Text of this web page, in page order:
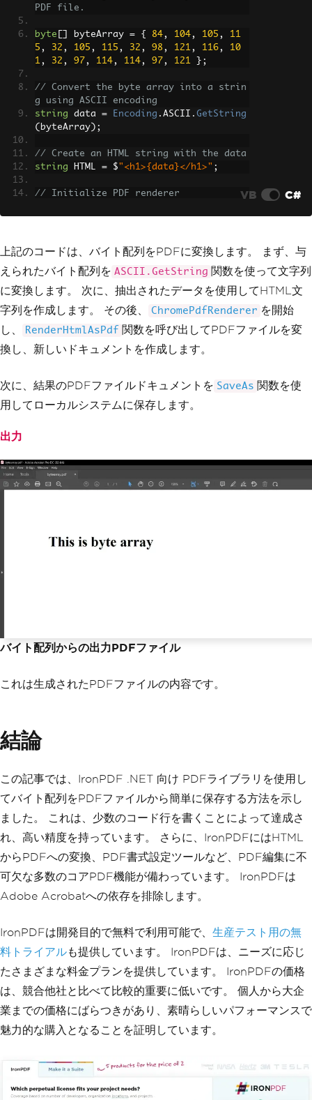
PDF file.
byte byteArray = { 84, 104, 105 ,
11
5 , 32 , 105 , 115 , 32 , 98 , 121, 116,
10
1, 32 , 97, 114, 114, 97, 121 };
// Convert the byte array into a strin
g using ASCII encoding
string data = Encoding . ASCII . GetString
( byteArray );
// Create an HTML string with the data
string HTML = $ "<h1>{data}</h1>" ;
// Initialize PDF renderer
// Render HTML to PDF
using var pdf = renderer
RenderHtmlAsP
df( HTML);
// Save the PDF file
pdf. SaveAs( "bytearray.pdf");
VB C#
上記のコードは、バイト配列をPDFに変換します。 まず、与
えられたバイト配列を ASCII.GetString 関数を使って文字列
に変換します。 次に、抽出されたデータを使用してHTML文
字列を作成します。 その後、
ChromePdfRenderer を開始
し、
RenderHtmlAsPdf 関数を呼び出してPDFファイルを変
換し、新しいドキュメントを作成します。
次に、結果のPDFファイルドキュメントを SaveAs 関数を使
用してローカルシステムに保存します。
出力
バイト配列からの出力PDFファイル
これは生成されたPDFファイルの内容です。
結論
この記事では、IronPDF .NET 向け PDFライブラリを使用し
てバイト配列をPDFファイルから簡単に保存する方法を示し
ました。 これは、少数のコード行を書くことによって達成さ
れ、高い精度を持っています。 さらに、IronPDFにはHTML
からPDFへの変換、PDF書式設定ツールなど、PDF編集に不
可欠な多数のコアPDF機能が備わっています。 IronPDFは
Adobe Acrobatへの依存を排除します。
IronPDFは開発目的で無料で利用可能で、 生産テスト用の無
料トライアルも提供しています。 IronPDFは、ニーズに応じ
たさまざまな料金プランを提供しています。 IronPDFの価格
は、競合他社と比べて比較的重要に低いです。 個人から大企
業までの価格にばらつきがあり、素晴らしいパフォーマンスで
魅力的な購入となることを証明しています。